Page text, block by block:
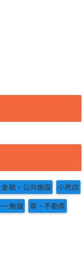
融・公共施設 小売店
ー施設 車・不動産